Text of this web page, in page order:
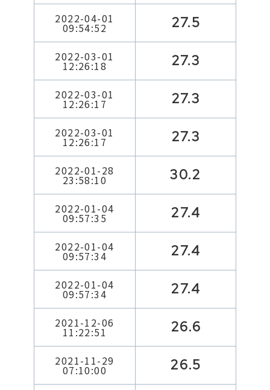
2022-04-01
09:54:52 27.5
2022-03-01
12:26:18 27.3
2022-03-01
12:26:17 27.3
2022-03-01
12:26:17 27.3
2022-01-28
23:58:10 30.2
2022-01-04
09:57:35 27.4
2022-01-04
09:57:34 27.4
2022-01-04
09:57:34 27.4
2021-12-06
11:22:51 26.6
2021-11-29
07:10:00 26.5